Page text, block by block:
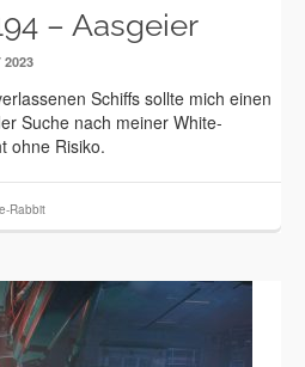
– Aasgeier
2023
Schiffs sollte mich einen
Suche nach meiner White-
ohne Risiko.
Rabbit